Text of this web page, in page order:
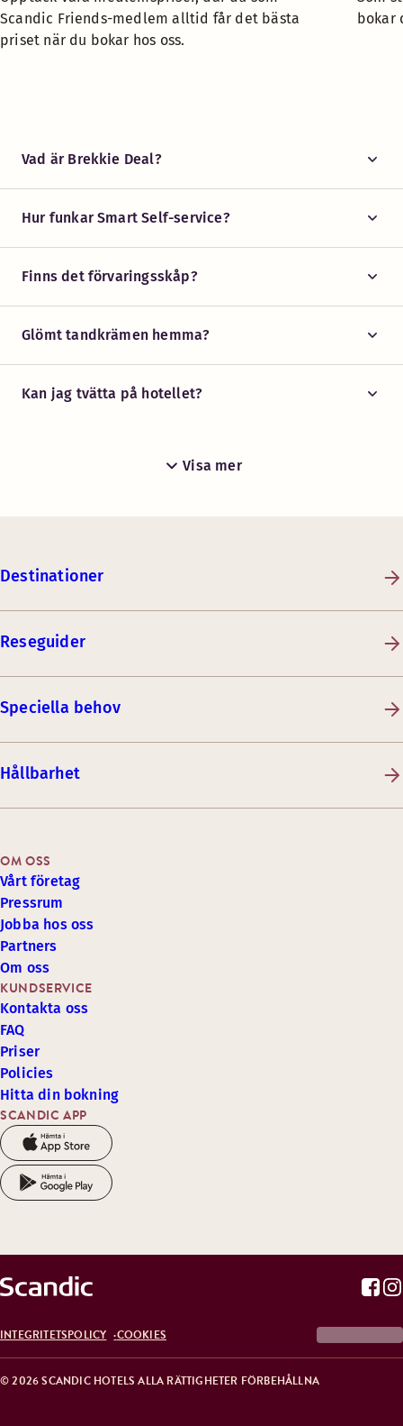
Scandic Friends-medlem alltid får det bästa
priset när du bokar hos oss.
bokar
Vad är Brekkie Deal?
Hur funkar Smart Self-service?
Finns det förvaringsskåp?
Glömt tandkrämen hemma?
Kan jag tvätta på hotellet?
Visa mer
Destinationer
Reseguider
Speciella behov
Hållbarhet
SCANDIC APP
KUNDSERVICE
Kontakta oss
FAQ
Priser
Policies
Hitta din bokning
OM OSS
Vårt företag
Pressrum
Jobba hos oss
Partners
Om oss
© 2026 SCANDIC HOTELS ALLA RÄTTIGHETER FÖRBEHÅLLNA
INTEGRITETSPOLICY COOKIES